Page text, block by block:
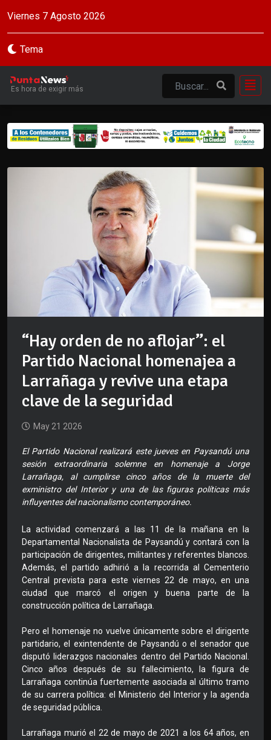
Viernes 7 Agosto 2026
Tema
Es hora de exigir más
“Hay orden de no aflojar”: el
Partido Nacional homenajea a
Larrañaga y revive una etapa
clave de la seguridad
May 21 2026
El Partido Nacional realizará este jueves en Paysandú una
sesión extraordinaria solemne en homenaje a Jorge
Larrañaga, al cumplirse cinco años de la muerte del
exministro del Interior y una de las figuras políticas más
influyentes del nacionalismo contemporáneo.
La actividad comenzará a las 11 de la mañana en la
Departamental Nacionalista de Paysandú y contará con la
participación de dirigentes, militantes y referentes blancos.
Además, el partido adhirió a la recorrida al Cementerio
Central prevista para este viernes 22 de mayo, en una
ciudad que marcó el origen y buena parte de la
construcción política de Larrañaga.
Pero el homenaje no vuelve únicamente sobre el dirigente
partidario, el exintendente de Paysandú o el senador que
disputó liderazgos nacionales dentro del Partido Nacional.
Cinco años después de su fallecimiento, la figura de
Larrañaga continúa fuertemente asociada al último tramo
de su carrera política: el Ministerio del Interior y la agenda
de seguridad pública.
Larrañaga murió el 22 de mayo de 2021 a los 64 años, en